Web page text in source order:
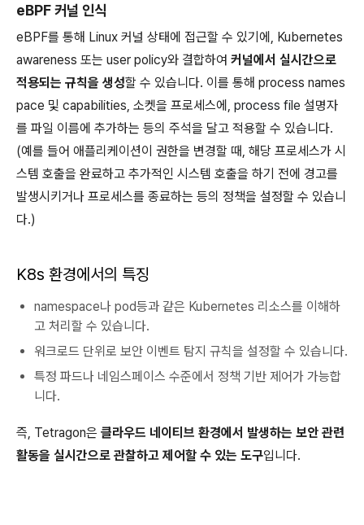
eBPF 커널 인식
eBPF를 통해 Linux 커널 상태에 접근할 수 있기에, Kubernetes
awareness 또는 user policy와 결합하여 커널에서 실시간으로
적용되는 규칙을 생성할 수 있습니다. 이를 통해 process names
pace 및 capabilities, 소켓을 프로세스에, process file 설명자
를 파일 이름에 추가하는 등의 주석을 달고 적용할 수 있습니다.
(예를 들어 애플리케이션이 권한을 변경할 때, 해당 프로세스가 시
스템 호출을 완료하고 추가적인 시스템 호출을 하기 전에 경고를
발생시키거나 프로세스를 종료하는 등의 정책을 설정할 수 있습니
다.)
K8s 환경에서의 특징
namespace나 pod등과 같은 Kubernetes 리소스를 이해하
고 처리할 수 있습니다.
워크로드 단위로 보안 이벤트 탐지 규칙을 설정할 수 있습니다.
특정 파드나 네임스페이스 수준에서 정책 기반 제어가 가능합
니다.
즉, Tetragon은 클라우드 네이티브 환경에서 발생하는 보안 관련
활동을 실시간으로 관찰하고 제어할 수 있는 도구입니다.